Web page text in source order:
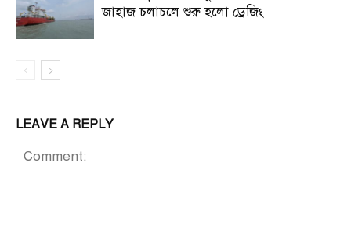
জাহাজ চলাচলে শুরু হলো ড্রেজিং
LEAVE A REPLY